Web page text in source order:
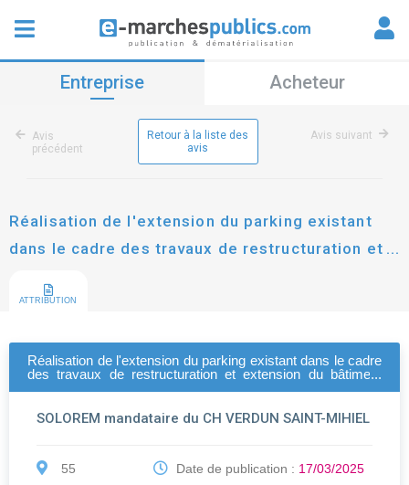
Entreprise Acheteur
Avis
précédent
Retour à la liste des
avis
Avis suivant
Réalisation de l'extension du parking existant
dans le cadre des travaux de restructuration et
hospitalier de verdun saint-mihiel
ATTRIBUTION
Réalisation de l'extension du parking existant dans le cadre
des travaux de restructuration et extension du bâtiment
SOLOREM mandataire du CH VERDUN SAINT-MIHIEL
55
Date de publication : 17/03/2025